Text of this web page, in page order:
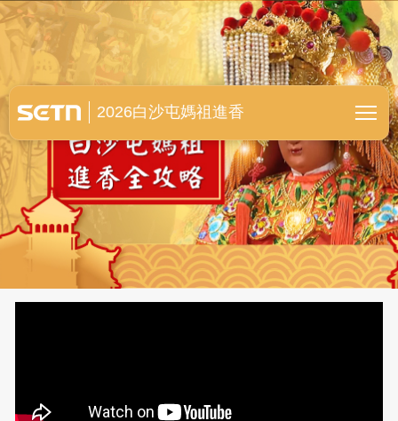
白沙屯媽祖進香全紀錄
2026白沙屯媽祖進香